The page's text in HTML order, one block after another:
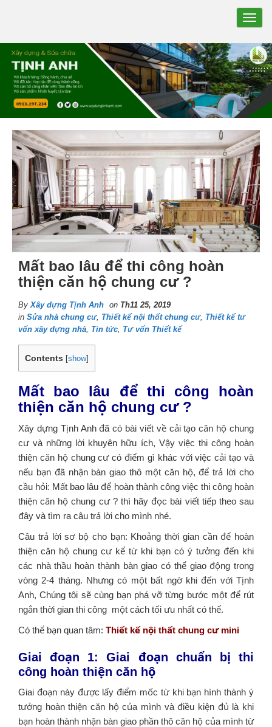
Mất bao lâu để thi công hoàn
thiện căn hộ chung cư ?
By Xây dựng Tịnh Anh on Th11 25, 2019
in Sửa nhà chung cư, Thiết kế nội thất chung cư, Thiết kế tư
vấn xây dựng nhà Tin tức Tư vấn Thiết kế
Contents [show]
Mất bao lâu để thi công hoàn
thiện căn hộ chung cư ?
Xây dựng Tịnh Anh đã có bài viết về cải tạo căn hộ chung
cư và những lời khuyên hữu ích, Vậy việc thi công hoàn
thiện căn hộ chung cư có điểm gì khác với việc cải tạo và
nếu bạn đã nhận bàn giao thô một căn hộ, để trả lời cho
cầu hỏi: Mất bao lâu để hoàn thành công việc thi công hoàn
thiện căn hộ chung cư ? thì hãy đọc bài viết tiếp theo sau
đây và tìm ra câu trả lời cho mình nhé.
Câu trả lời sơ bộ cho bạn: Khoảng thời gian cần để hoàn
thiện căn hộ chung cư kể từ khi bạn có ý tưởng đến khi
các nhà thầu hoàn thành bàn giao có thể giao động trong
vòng 2-4 tháng. Nhưng có một bất ngờ khi đến với Tịnh
Anh, Chúng tôi sẽ cùng bạn phá vỡ từng bước một để rút
ngắn thời gian thi công một cách tối ưu nhất có thể.
Có thể bạn quan tâm: Thiết kế nội thất chung cư mini
Giai đoạn 1: Giai đoạn chuẩn bị thi
công hoàn thiện căn hộ
Giai đoạn này được lấy điểm mốc từ khi bạn hình thành ý
tưởng hoàn thiện căn hộ của mình và điều kiện đủ là khi
bạn hoàn thành nhận bàn giao phần thô căn hộ của mình từ